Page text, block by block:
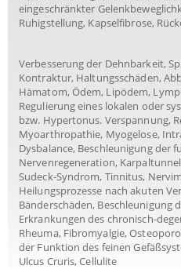
eingeschränkter
Ruhigstellung, Kapselfibrose,
Verbesserung der Dehnbarkeit,
Kontraktur, Haltungsschäden,
Hämatom, Ödem, Lipödem,
Regulierung eines lokalen oder
bzw. Hypertonus. Verspannung,
Myoarthropathie, Myogelose,
Dysbalance, Beschleunigung
Nervenregeneration,
Sudeck-Syndrom, Tinnitus,
Heilungsprozesse nach akuten
Bänderschäden, Beschleunigung
Erkrankungen des chronisch-
Rheuma, Fibromyalgie,
der Funktion des feinen
Ulcus Cruris, Cellulite